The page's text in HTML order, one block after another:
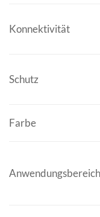
Konnektivität
Schutz
Farbe